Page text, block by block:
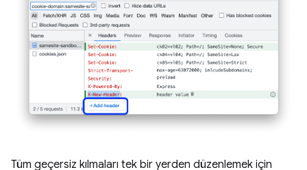
Tüm geçersiz kılmaları tek bir yerden düzenlemek için